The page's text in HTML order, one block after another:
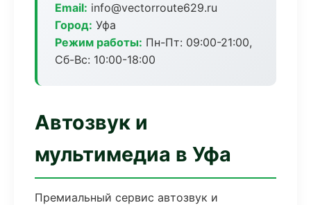
Email: info@vectorroute629.ru
Город: Уфа
Режим работы: Пн-Пт: 09:00-21:00,
Сб-Вс: 10:00-18:00
Автозвук и
мультимедиа в Уфа
Премиальный сервис автозвук и